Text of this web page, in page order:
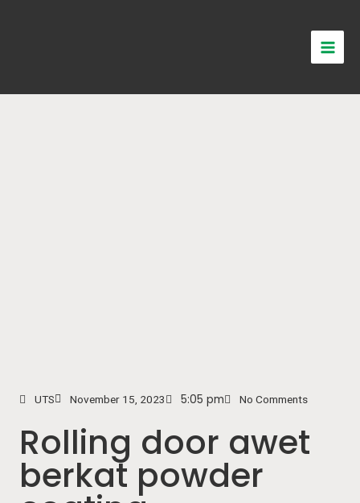
UTS November 15, 2023 5:05 pm No Comments
Rolling door awet
berkat powder